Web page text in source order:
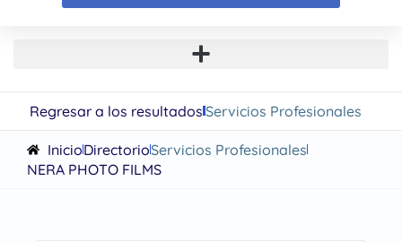
Regresar a los resultadosServicios Profesionales
InicioDirectorioServicios Profesionales
NERA PHOTO FILMS